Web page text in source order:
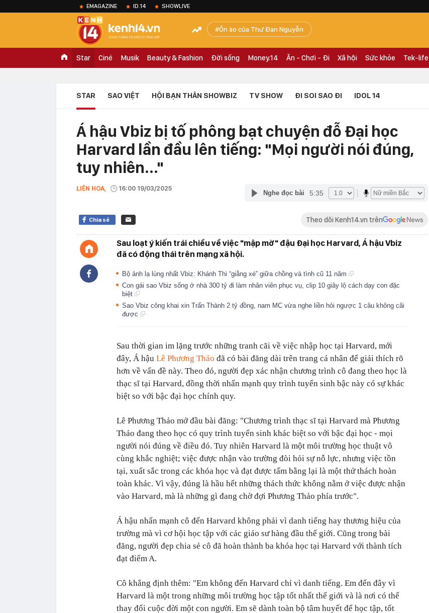
EMAGAZINE ID.14 SHOWLIVE
Ồn ào của Thư Đan Nguyễn
Star Ciné Musik Beauty & Fashion Đời sống Money.14 Ăn - Chơi - Đi Xã hội Sức khỏe Tek-life
STAR SAO VIỆT HỘI BẠN THÂN SHOWBIZ TV SHOW ĐI SOI SAO ĐI IDOL 14
Á hậu Vbiz bị tố phông bạt chuyện đỗ Đại học
Harvard lần đầu lên tiếng: "Mọi người nói đúng,
tuy nhiên..."
LIÊN HOA, 16:00 19/03/2025
Nghe đọc bài 5:35
Chia sẻ Theo dõi Kenh14.vn trên
Sau loạt ý kiến trái chiều về việc "mập mờ" đậu Đại học Harvard, Á hậu Vbiz
đã có động thái trên mạng xã hội.
Bộ ảnh lạ lùng nhất Vbiz: Khánh Thi “giằng xé” giữa chồng và tình cũ 11 năm
Con gái sao Vbiz sống ở nhà 300 tỷ đi làm nhân viên phục vụ, clip 10 giây lộ cách dạy con đặc
biệt
Sao Vbiz công khai xin Trấn Thành 2 tỷ đồng, nam MC vừa nghe liền hỏi ngược 1 câu không cãi
được
Sau thời gian im lặng trước những tranh cãi về việc nhập học tại Harvard, mới
đây, Á hậu Lê Phương Thảo đã có bài đăng dài trên trang cá nhân để giải thích rõ
hơn về vấn đề này. Theo đó, người đẹp xác nhận chương trình cô đang theo học là
thạc sĩ tại Harvard, đồng thời nhấn mạnh quy trình tuyển sinh bậc này có sự khác
biệt so với bậc đại học chính quy.
Lê Phương Thảo mở đầu bài đăng: "Chương trình thạc sĩ tại Harvard mà Phương
Thảo đang theo học có quy trình tuyển sinh khác biệt so với bậc đại học - mọi
người nói đúng về điều đó. Tuy nhiên Harvard là một môi trường học thuật vô
cùng khắc nghiệt; việc được nhận vào trường đòi hỏi sự nỗ lực, nhưng việc tồn
tại, xuất sắc trong các khóa học và đạt được tấm bằng lại là một thử thách hoàn
toàn khác. Vì vậy, đúng là hầu hết những thách thức không nằm ở việc được nhận
vào Harvard, mà là những gì đang chờ đợi Phương Thảo phía trước".
Á hậu nhấn mạnh cô đến Harvard không phải vì danh tiếng hay thương hiệu của
trường mà vì cơ hội học tập với các giáo sư hàng đầu thế giới. Cũng trong bài
đăng, người đẹp chia sẻ cô đã hoàn thành ba khóa học tại Harvard với thành tích
đạt điểm A.
Cô khẳng định thêm: "Em không đến Harvard chỉ vì danh tiếng. Em đến đây vì
Harvard là một trong những môi trường học tập tốt nhất thế giới và là nơi có thể
thay đổi cuộc đời một con người. Em sẽ dành toàn bộ tâm huyết để học tập, tốt